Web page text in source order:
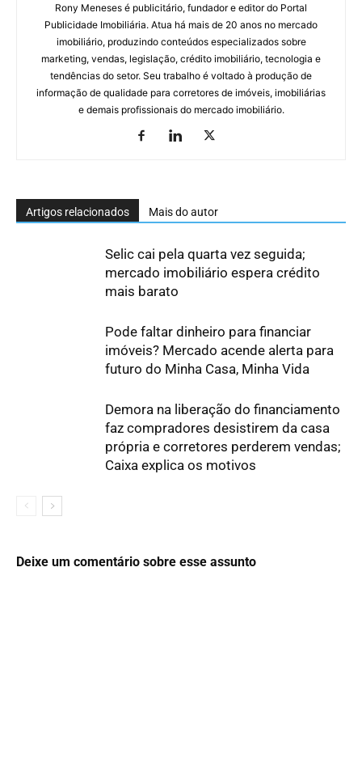
Rony Meneses é publicitário, fundador e editor do Portal
Publicidade Imobiliária. Atua há mais de 20 anos no mercado
imobiliário, produzindo conteúdos especializados sobre
marketing, vendas, legislação, crédito imobiliário, tecnologia e
tendências do setor. Seu trabalho é voltado à produção de
informação de qualidade para corretores de imóveis, imobiliárias
e demais profissionais do mercado imobiliário.
Artigos relacionados Mais do autor
Selic cai pela quarta vez seguida;
mercado imobiliário espera crédito
mais barato
Pode faltar dinheiro para financiar
imóveis? Mercado acende alerta para
futuro do Minha Casa, Minha Vida
Demora na liberação do financiamento
faz compradores desistirem da casa
própria e corretores perderem vendas;
Caixa explica os motivos
Deixe um comentário sobre esse assunto